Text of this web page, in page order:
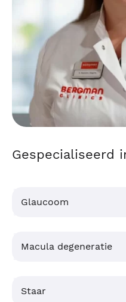
Gespecialiseerd
Glaucoom
Macula degeneratie
Staar